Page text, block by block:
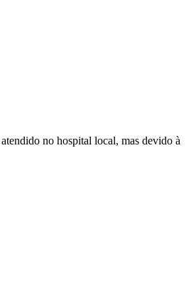
no hospital local, mas devido à